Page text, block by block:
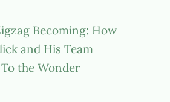
Becoming: How
and His Team
the Wonder